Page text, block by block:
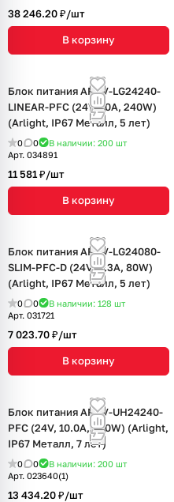
38 246.20 ₽/шт
В корзину
Блок питания ARPV-LG24240-
LINEAR-PFC (24V, 10A, 240W)
(Arlight, IP67 Металл, 5 лет)
0 0 В наличии: 200 шт
Арт. 034891
11 581 ₽/шт
В корзину
Блок питания ARPV-LG24080-
SLIM-PFC-D (24V, 3.3A, 80W)
(Arlight, IP67 Металл, 5 лет)
0 0 В наличии: 128 шт
Арт. 031721
7 023.70 ₽/шт
В корзину
Блок питания ARPV-UH24240-
PFC (24V, 10.0A, 240W) (Arlight,
IP67 Металл, 7 лет)
0 0 В наличии: 200 шт
Арт. 023640(1)
13 434.20 ₽/шт